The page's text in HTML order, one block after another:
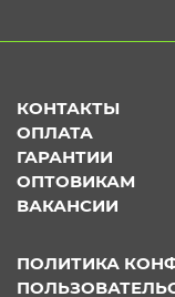
КОНТАКТЫ
ОПЛАТА
ГАРАНТИИ
ОПТОВИКАМ
ВАКАНСИИ
ПОЛИТИКА